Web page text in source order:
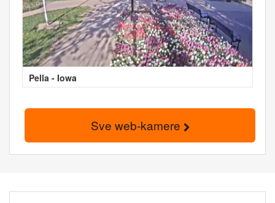
Pella - Iowa
Sve web-kamere